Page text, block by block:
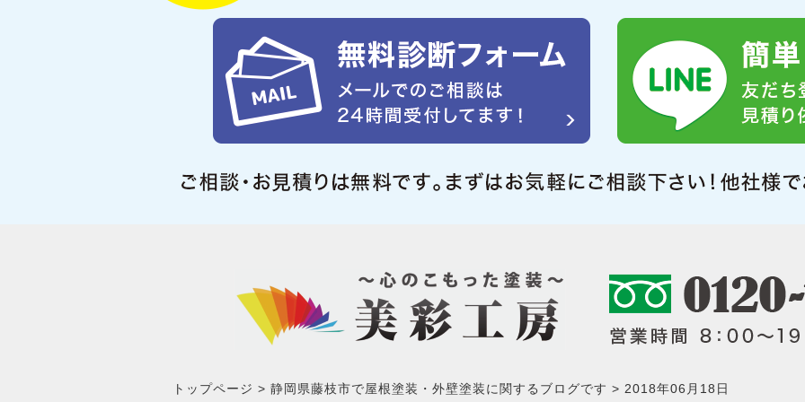
トップページ 静岡県藤枝市で屋根塗装・外壁塗装に関するブログです 2018年06月18日